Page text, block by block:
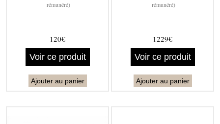
rémunéré)
120€
Voir ce produit
Ajouter au panier
rémunéré)
1229€
Voir ce produit
Ajouter au panier